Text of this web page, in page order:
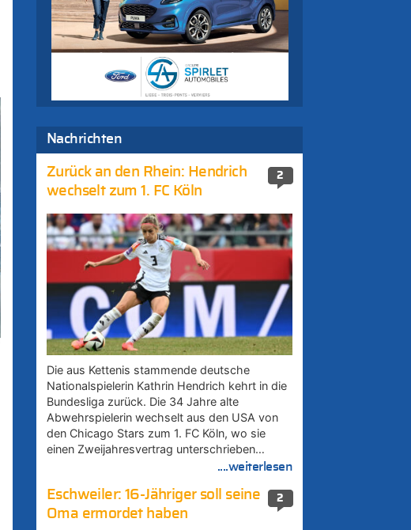
Nachrichten
2
Zurück an den Rhein: Hendrich
wechselt zum 1. FC Köln
Die aus Kettenis stammende deutsche
Nationalspielerin Kathrin Hendrich kehrt in die
Bundesliga zurück. Die 34 Jahre alte
Abwehrspielerin wechselt aus den USA von
den Chicago Stars zum 1. FC Köln, wo sie
einen Zweijahresvertrag unterschrieben…
....weiterlesen
2
Eschweiler: 16-Jähriger soll seine
Oma ermordet haben